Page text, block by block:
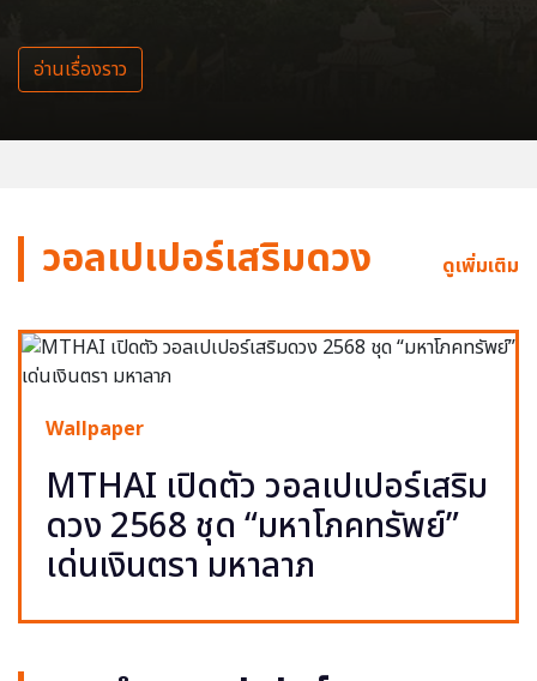
อ่านเรื่องราว
วอลเปเปอร์เสริมดวง ดูเพิ่มเติม
Wallpaper
MTHAI เปิดตัว วอลเปเปอร์เสริม
ดวง 2568 ชุด “มหาโภคทรัพย์”
เด่นเงินตรา มหาลาภ